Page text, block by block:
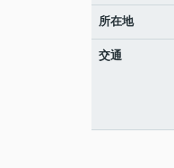
所在地
交通